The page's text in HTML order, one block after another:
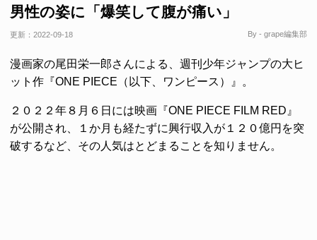
男性の姿に「爆笑して腹が痛い」
更新： 2022-09-18 By - grape編集部
漫画家の尾田栄一郎さんによる、週刊少年ジャンプの大ヒ
ット作『ONE PIECE（以下、ワンピース）』。
２０２２年８月６日には映画『ONE PIECE FILM RED』
が公開され、１か月も経たずに興行収入が１２０億円を突
破するなど、その人気はとどまることを知りません。